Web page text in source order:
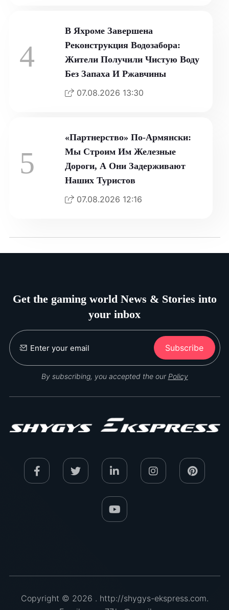
4
В Яхроме Завершена
Реконструкция Водозабора:
Жители Получили Чистую Воду
Без Запаха И Ржавчины
07.08.2026 13:30
5
«Партнерство» По-Армянски:
Мы Строим Им Железные
Дороги, А Они Задерживают
Наших Туристов
07.08.2026 12:16
Get the gaming world News & Stories into
your inbox
Subscribe
By subscribing, you accepted the our Policy
Copyright © 2026 . http://shygys-ekspress.com.